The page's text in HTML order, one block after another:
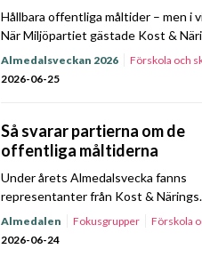
Hållbara offentliga måltider – men i
När Miljöpartiet gästade Kost &
Prat om Mat Almedalsspecial
bland annat kring prioriteringar,
Almedalsveckan 2026
Förskola och
Hållbarhet
2026-06-25
Så svarar partierna om de
offentliga måltiderna
Under årets Almedalsvecka fanns
representanter från Kost & Närings
fokusgrupper och styrelse på plats i
att driva föreningens frågor. På
Almedalen Fokusgrupper
Förskola
Hållbarhet
2026-06-24